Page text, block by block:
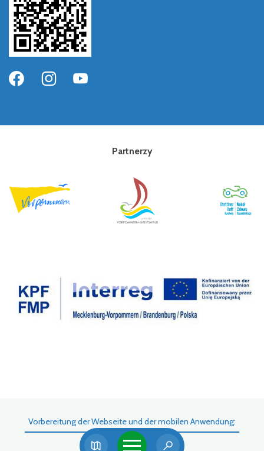
Partnerzy
Vorbereitung der Webseite und der mobilen Anwendung: